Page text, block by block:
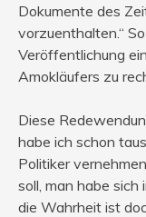
Dokumente des
vorzuenthalten.“
Veröffentlichung
Amokläufers zu
Diese
habe ich schon
Politiker
soll, man habe sich
die Wahrheit ist